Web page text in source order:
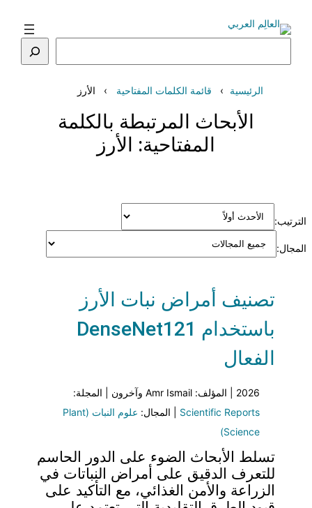
المحتوى
الرئيسية قائمة الكلمات المفتاحية الأرز
الأبحاث المرتبطة بالكلمة
المفتاحية: الأرز
الترتيب:
المجال:
تصنيف أمراض نبات الأرز
باستخدام DenseNet121
الفعال
2026 | المؤلف: Amr Ismail وآخرون | المجلة:
Scientific Reports | المجال:
علوم النبات (Plant
Science)
تسلط الأبحاث الضوء على الدور الحاسم
للتعرف الدقيق على أمراض النباتات في
الزراعة والأمن الغذائي، مع التأكيد على